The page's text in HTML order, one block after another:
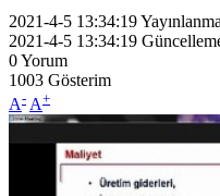
2021-4-5 13:34:19Yayınlanma
2021-4-5 13:34:19
0Yorum
1003 Gösterim
A- A+